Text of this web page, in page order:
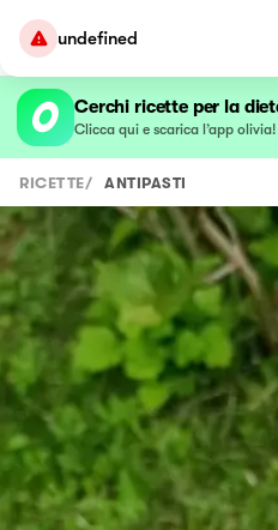
undefined
Cerchi ricette per la
Clicca qui e scarica l’app olivia!
RICETTE/ ANTIPASTI